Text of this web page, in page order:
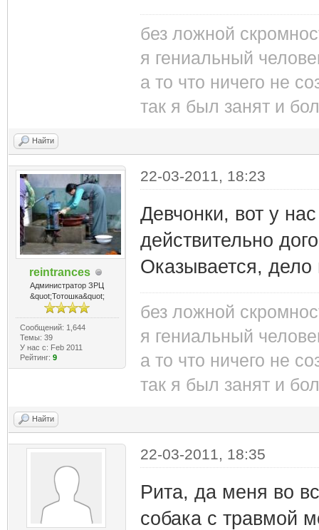
без ложной
я гениальный
а то что ничего не
так я был занят и
Найти
reintrances
Администратор ЗРЦ
&quot;Тотошка&quot;
Сообщений: 1,644
Темы: 39
У нас с: Feb 2011
Рейтинг: 9
22-03-2011, 18:23
Девчонки, вот у
действительно
Оказывается, дело
без ложной
я гениальный
а то что ничего не
так я был занят и
Найти
22-03-2011, 18:35
Рита, да меня во
собака с травмой